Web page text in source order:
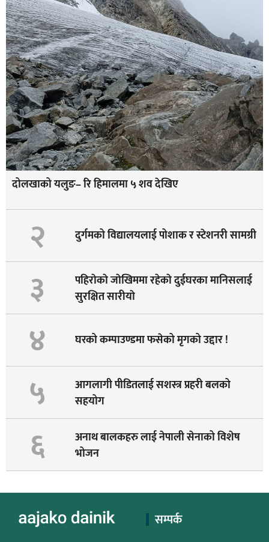
दोलखाको यलुङ– रि हिमालमा ५ शव देखिए
२ दुर्गमको विद्यालयलाई पोशाक र स्टेशनरी सामग्री
३
पहिराेकाे जाेखिममा रहेकाे दुईघरका मानिसलाई
सुरक्षित सारीयाे
४ घरको कम्पाउण्डमा फसेको मृगको उद्दार !
५
आगलागी पीडितलाई सशस्त्र प्रहरी बलको
सहयोग
६
अनाथ बालकहरु लाई नेपाली सेनाको विशेष
भोजन
सम्पर्क